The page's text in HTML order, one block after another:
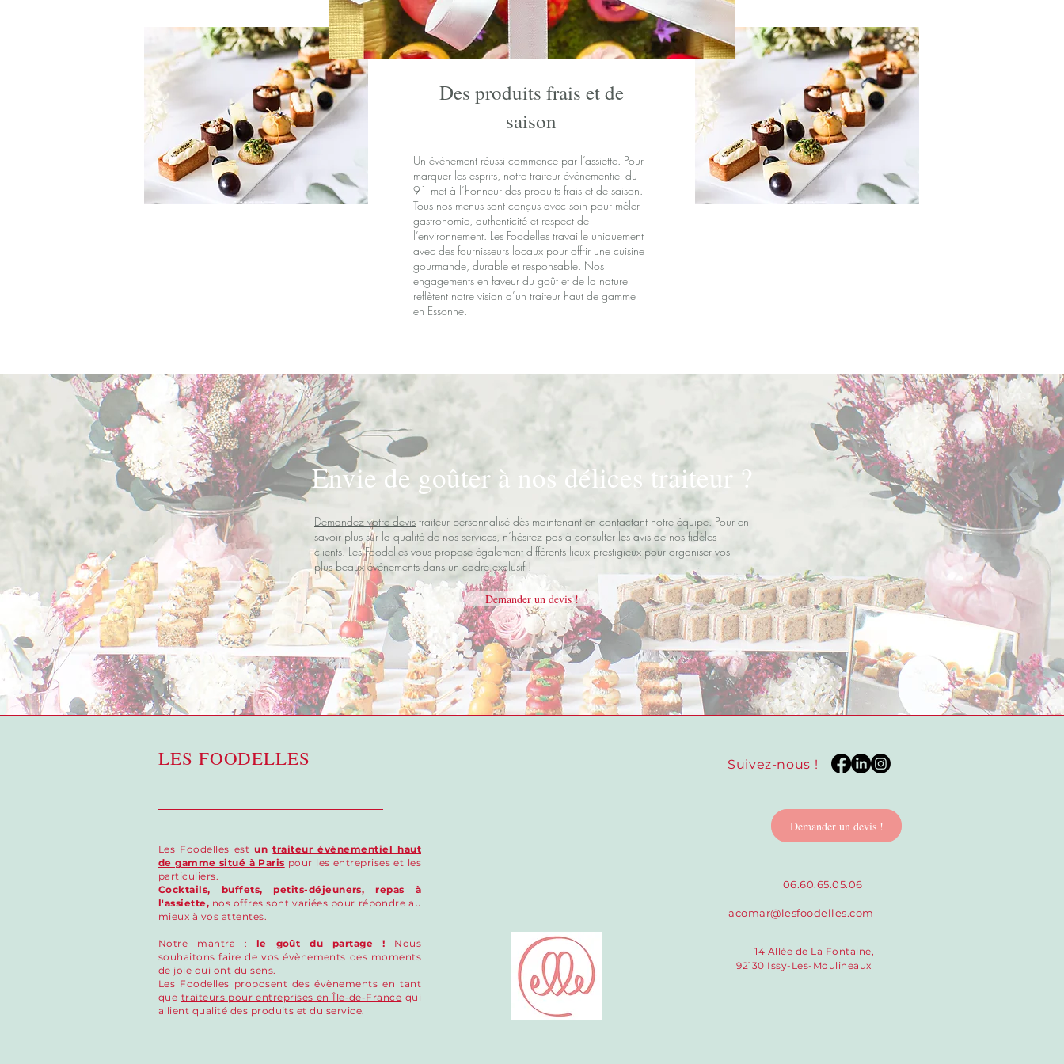
Des produits frais et de
saison
Un événement réussi commence par l’assiette. Pour
marquer les esprits, notre traiteur événementiel du
91 met à l’honneur des produits frais et de saison.
Tous nos menus sont conçus avec soin pour mêler
gastronomie, authenticité et respect de
l’environnement. Les Foodelles travaille uniquement
avec des fournisseurs locaux pour offrir une cuisine
gourmande, durable et responsable. Nos
engagements en faveur du goût et de la nature
reflètent notre vision d’un traiteur haut de gamme
en Essonne.
Envie de goûter à nos délices traiteur ?
Demandez votre devis traiteur personnalisé dès maintenant en contactant notre équipe. Pour en
savoir plus sur la qualité de nos services, n’hésitez pas à consulter les avis de nos fidèles
clients. Les Foodelles vous propose également différents lieux prestigieux pour organiser vos
plus beaux événements dans un cadre exclusif !
Demander un devis !
LES FOODELLES
Les Foodelles estuntraiteur évènementiel haut
de gamme situé à Paris pour les entreprises et les
particuliers.
Cocktails, buffets, petits-déjeuners, repas à
l'assiette, nos offres sont variées pour répondre au
mieux à vos attentes.
Notre mantra : le goût du partage ! Nous
souhaitons faire de vos évènements des moments
de joie qui ont du sens.
Les Foodelles proposent des évènements en tant
que traiteurs pour entreprises en Île-de-France qui
allient qualité des produits et du service.
Suivez-nous !
Demander un devis !
06.60.65.05.06
acomar@lesfoodelles.com
14 Allée de La Fontaine,
92130 Issy-Les-Moulineaux